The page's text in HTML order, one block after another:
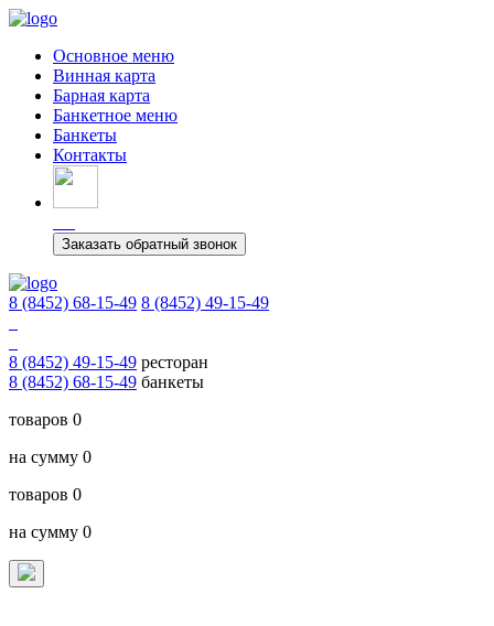
Основное меню
Винная карта
Барная карта
Банкетное меню
Банкеты
Контакты
Заказать обратный звонок
8 (8452) 68-15-49 8 (8452) 49-15-49
8 (8452) 49-15-49 ресторан
8 (8452) 68-15-49 банкеты
товаров 0
на сумму 0
товаров 0
на сумму 0